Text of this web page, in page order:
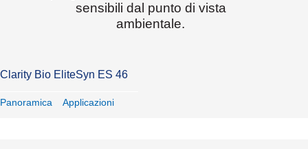
sensibili dal punto di vista
ambientale.
Clarity Bio EliteSyn ES 46
Panoramica Applicazioni